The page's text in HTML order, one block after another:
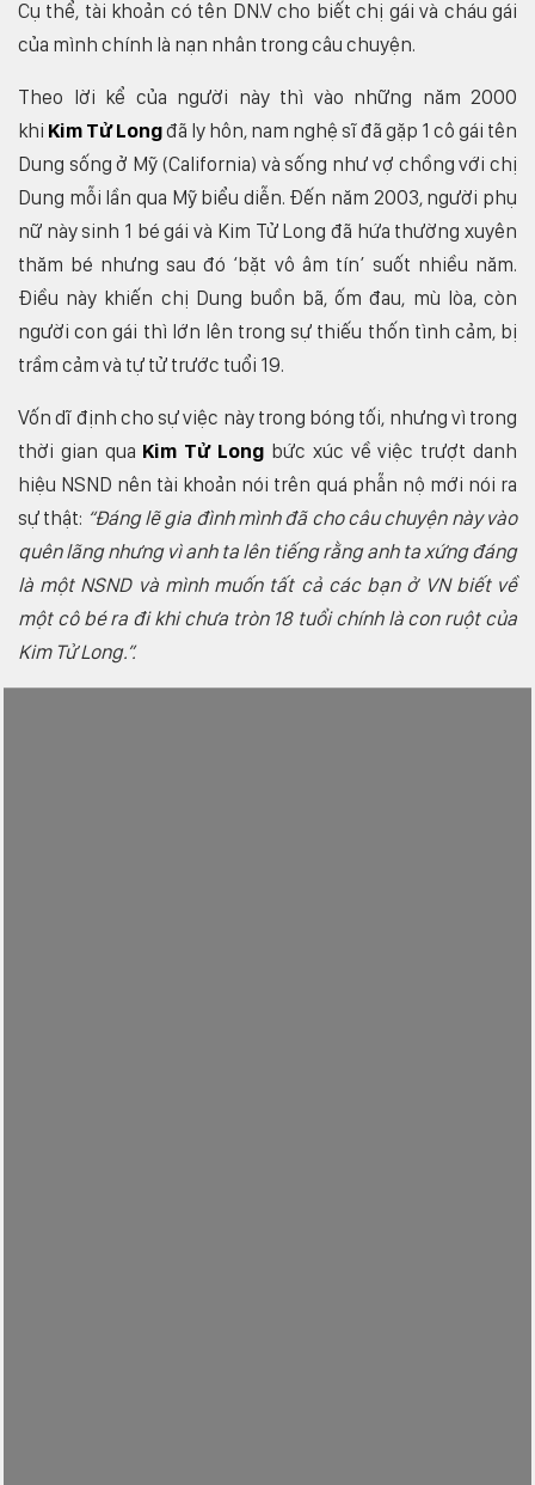
Cụ thể, tài khoản có tên DN.V cho biết chị gái và cháu gái
của mình chính là nạn nhân trong câu chuyện.
Theo lời kể của người này thì vào những năm 2000
khi Kim Tử Longđã ly hôn, nam nghệ sĩ đã gặp 1 cô gái tên
Dung sống ở Mỹ (California) và sống như vợ chồng với chị
Dung mỗi lần qua Mỹ biểu diễn. Đến năm 2003, người phụ
nữ này sinh 1 bé gái và Kim Tử Long đã hứa thường xuyên
thăm bé nhưng sau đó ‘bặt vô âm tín’ suốt nhiều năm.
Điều này khiến chị Dung buồn bã, ốm đau, mù lòa, còn
người con gái thì lớn lên trong sự thiếu thốn tình cảm, bị
trầm cảm và tự tử trước tuổi 19.
Vốn dĩ định cho sự việc này trong bóng tối, nhưng vì trong
thời gian qua Kim Tử Long bức xúc về việc trượt danh
hiệu NSND nên tài khoản nói trên quá phẫn nộ mới nói ra
sự thật: “Đáng lẽ gia đình mình đã cho câu chuyện này vào
quên lãng nhưng vì anh ta lên tiếng rằng anh ta xứng đáng
là một NSND và mình muốn tất cả các bạn ở VN biết về
một cô bé ra đi khi chưa tròn 18 tuổi chính là con ruột của
Kim Tử Long.”.